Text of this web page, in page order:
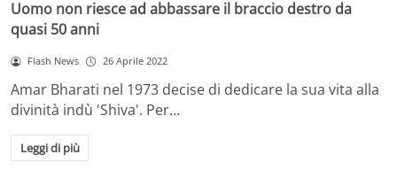
Uomo non riesce ad abbassare il braccio destro da
quasi 50 anni
Flash News 26 Aprile 2022
Amar Bharati nel 1973 decise di dedicare la sua vita alla
divinità indù 'Shiva'. Per…
Leggi di più